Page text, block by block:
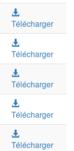
Télécharger
Télécharger
Télécharger
Télécharger
Télécharger